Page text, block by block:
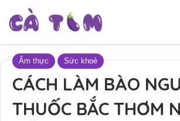
Ẩm thực Sức khoẻ
CÁCH LÀM BÀO
THUỐC BẮC THƠM